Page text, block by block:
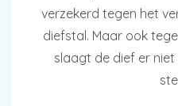
verzekerd tegen het
diefstal. Maar ook
slaagt de dief er